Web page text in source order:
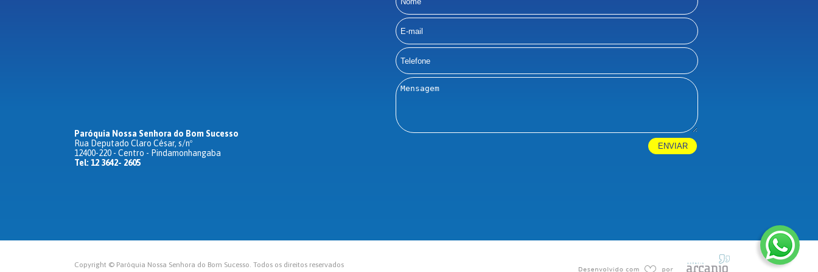
Paróquia Nossa Senhora do Bom Sucesso
Rua Deputado Claro César, s/nº
12400-220 - Centro - Pindamonhangaba
Tel: 12 3642- 2605
Copyright © Paróquia Nossa Senhora do Bom Sucesso. Todos os direitos reservados